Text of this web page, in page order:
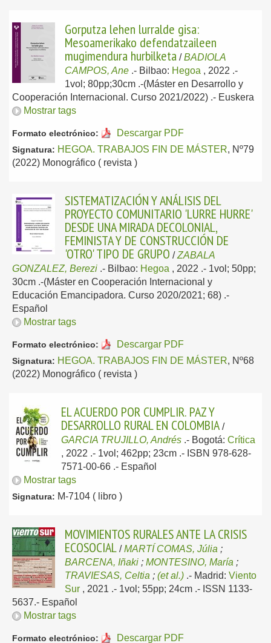
Gorputza lehen lurralde gisa:
Mesoamerikako defendatzaileen
mugimendura hurbilketa /BADIOLA
CAMPOS, Ane .- Bilbao: Hegoa , 2022 .-
1vol; 80pp;30cm .-(Máster en Desarrollo y
Cooperación Internacional. Curso 2021/2022) .- Euskera
Mostrar tags
Formato electrónico: Descargar PDF
Signatura: HEGOA. TRABAJOS FIN DE MÁSTER, Nº79
(2022) Monográfico ( revista )
SISTEMATIZACIÓN Y ANÁLISIS DEL
PROYECTO COMUNITARIO 'LURRE HURRE'
DESDE UNA MIRADA DECOLONIAL,
FEMINISTA Y DE CONSTRUCCIÓN DE
'OTRO' TIPO DE GRUPO /ZABALA
GONZALEZ, Berezi .- Bilbao: Hegoa , 2022 .- 1vol; 50pp;
30cm .-(Máster en Cooperación Internacional y
Educación Emancipadora. Curso 2020/2021; 68) .-
Español
Mostrar tags
Formato electrónico: Descargar PDF
Signatura: HEGOA. TRABAJOS FIN DE MÁSTER, Nº68
(2022) Monográfico ( revista )
EL ACUERDO POR CUMPLIR. PAZ Y
DESARROLLO RURAL EN COLOMBIA /
GARCIA TRUJILLO, Andrés .- Bogotá: Crítica
, 2022 .- 1vol; 462pp; 23cm .- ISBN 978-628-
7571-00-66 .- Español
Mostrar tags
Signatura: M-7104 ( libro )
MOVIMIENTOS RURALES ANTE LA CRISIS
ECOSOCIAL /MARTÍ COMAS, Júlia ;
BARCENA, Iñaki ; MONTESINO, María ;
TRAVIESAS, Celtia ; (et al.) .- Madrid: Viento
Sur , 2021 .- 1vol; 55pp; 24cm .- ISSN 1133-
5637.- Español
Mostrar tags
Formato electrónico: Descargar PDF